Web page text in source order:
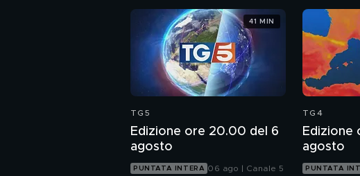
TG5
Edizione ore 20.00 del 6
agosto
PUNTATA INTERA 06 ago | Canale 5
41 MIN
TG4
Edizione
agosto
PUNTATA